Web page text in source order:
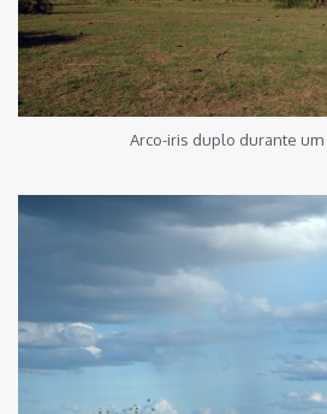
Arco-iris duplo durante um